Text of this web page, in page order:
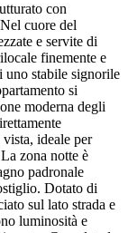
con
cuore del
e servite di
finemente e
uno stabile signorile
si
moderna degli
ideale per
zona notte è
padronale
Dotato di
sul lato strada e
luminosità e